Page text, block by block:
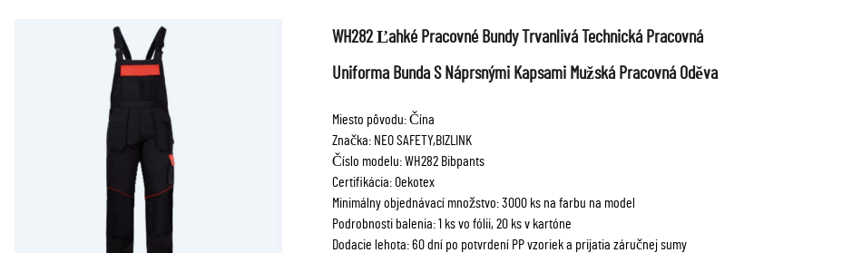
WH282 Ľahké Pracovné Bundy Trvanlivá Technická Pracovná
Uniforma Bunda S Náprsnými Kapsami Mužská Pracovná Oděva
Miesto pôvodu: Čína
Značka: NEO SAFETY,BIZLINK
Číslo modelu: WH282 Bibpants
Certifikácia: Oekotex
Minimálny objednávací množstvo: 3000 ks na farbu na model
Podrobnosti balenia: 1 ks vo fólii, 20 ks v kartóne
Dodacie lehota: 60 dní po potvrdení PP vzoriek a prijatia záručnej sumy